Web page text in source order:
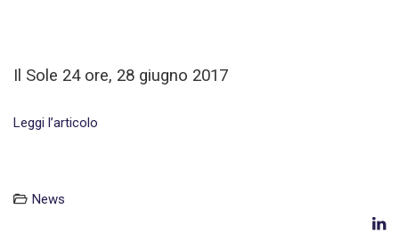
Il Sole 24 ore, 28 giugno 2017
Leggi l’articolo
News